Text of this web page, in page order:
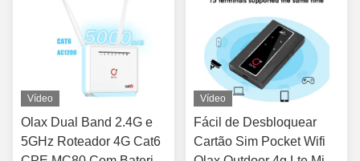
Vídeo
Olax Dual Band 2.4G e
5GHz Roteador 4G Cat6
Vídeo
Fácil de Desbloquear
Cartão Sim Pocket Wifi